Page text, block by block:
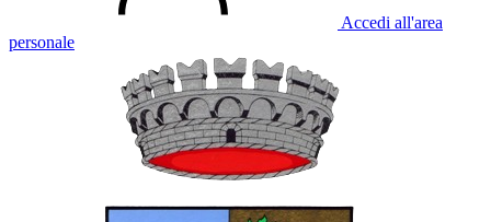
Accedi all'area
personale